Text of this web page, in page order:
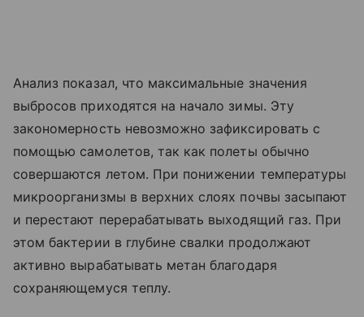
Анализ показал, что максимальные значения
выбросов приходятся на начало зимы. Эту
закономерность невозможно зафиксировать с
помощью самолетов, так как полеты обычно
совершаются летом. При понижении температуры
микроорганизмы в верхних слоях почвы засыпают
и перестают перерабатывать выходящий газ. При
этом бактерии в глубине свалки продолжают
активно вырабатывать метан благодаря
сохраняющемуся теплу.